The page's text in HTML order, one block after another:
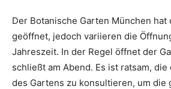
Der Botanische Garten München hat
geöffnet, jedoch variieren die
Jahreszeit. In der Regel öffnet der
schließt am Abend. Es ist ratsam,
des Gartens zu konsultieren, um die